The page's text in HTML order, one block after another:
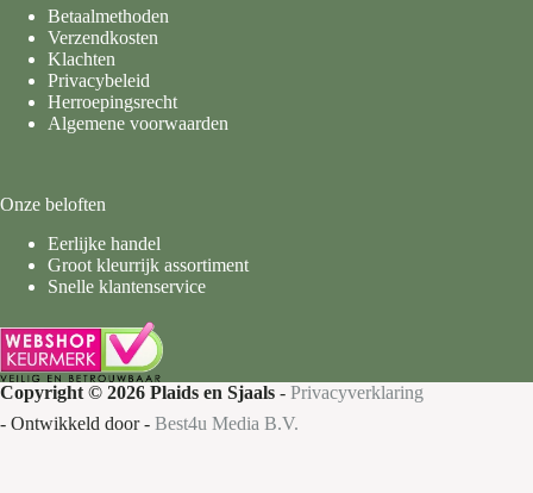
Betaalmethoden
Verzendkosten
Klachten
Privacybeleid
Herroepingsrecht
Algemene voorwaarden
Onze beloften
Eerlijke handel
Groot kleurrijk assortiment
Snelle klantenservice
Copyright © 2026 Plaids en Sjaals - Privacyverklaring
- Ontwikkeld door - Best4u Media B.V.